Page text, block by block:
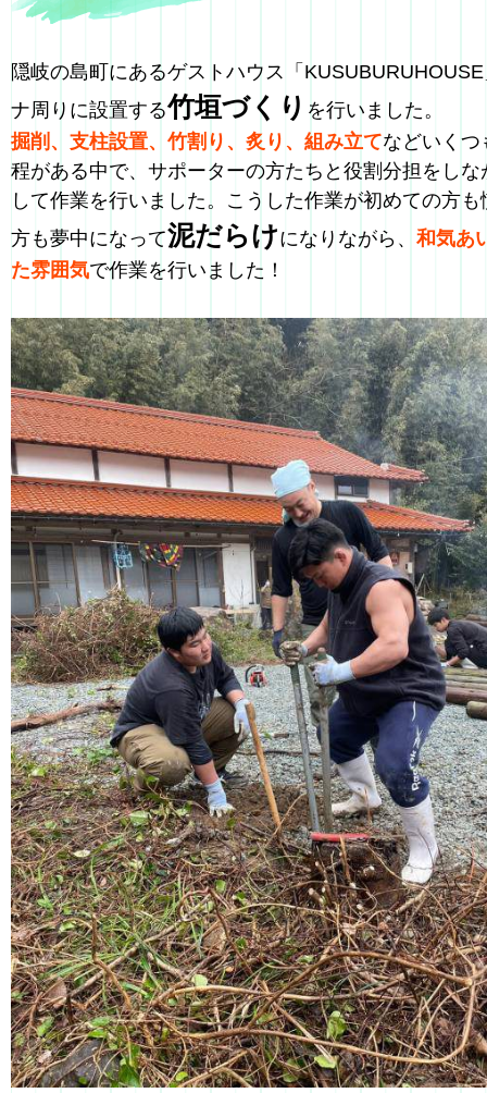
隠岐の島町にあるゲストハウス「
ナ周りに設置する竹垣づくり を行いました。
掘削、支柱設置、竹割り、炙り、組み立てなどいくつ
程がある中で、サポーターの方たちと役割分担をしな
して作業を行いました。こうした作業が初めての方も
方も夢中になって泥だらけになりながら、 和気あ
た雰囲気で作業を行いました！